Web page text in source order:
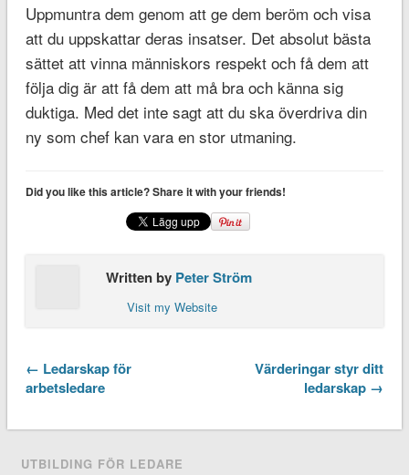
Uppmuntra dem genom att ge dem beröm och visa
att du uppskattar deras insatser. Det absolut bästa
sättet att vinna människors respekt och få dem att
följa dig är att få dem att må bra och känna sig
duktiga. Med det inte sagt att du ska överdriva din
ny som chef kan vara en stor utmaning.
Did you like this article? Share it with your friends!
Written by Peter Ström
Visit my Website
← Ledarskap för
arbetsledare
Värderingar styr ditt
ledarskap →
UTBILDING FÖR LEDARE